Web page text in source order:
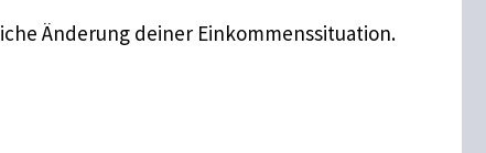
Änderung deiner Einkommenssituation.